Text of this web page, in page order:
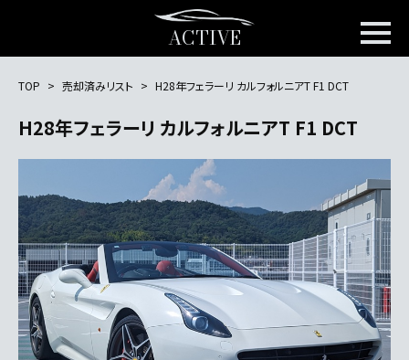
ACTIVE
TOP 売却済みリスト H28年フェラーリ カルフォルニアT F1 DCT
H28年フェラーリ カルフォルニアT F1 DCT